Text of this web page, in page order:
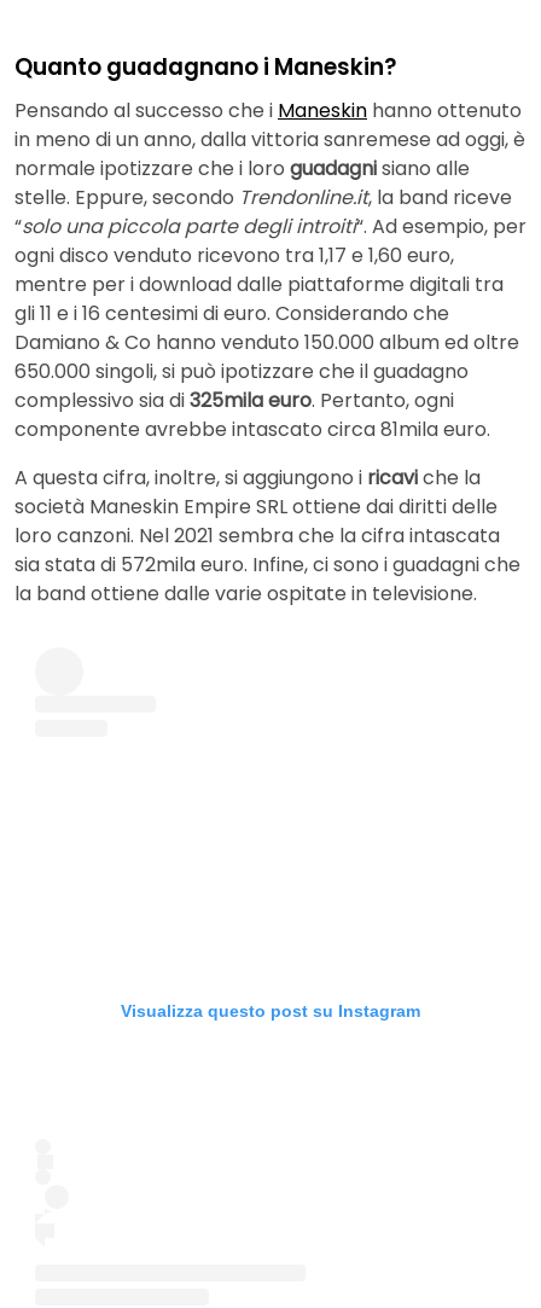
Quanto guadagnano i Maneskin?
Pensando al successo che i Maneskin hanno ottenuto
in meno di un anno, dalla vittoria sanremese ad oggi, è
normale ipotizzare che i loro guadagnisiano alle
stelle. Eppure, secondo Trendonline.it, la band riceve
“solo una piccola parte degli introiti“. Ad esempio, per
ogni disco venduto ricevono tra 1,17 e 1,60 euro,
mentre per i download dalle piattaforme digitali tra
gli 11 e i 16 centesimi di euro. Considerando che
Damiano & Co hanno venduto 150.000 album ed oltre
650.000 singoli, si può ipotizzare che il guadagno
complessivo sia di325mila euro. Pertanto, ogni
componente avrebbe intascato circa 81mila euro.
A questa cifra, inoltre, si aggiungono i ricaviche la
società Maneskin Empire SRL ottiene dai diritti delle
loro canzoni. Nel 2021 sembra che la cifra intascata
sia stata di 572mila euro. Infine, ci sono i guadagni che
la band ottiene dalle varie ospitate in televisione.
Visualizza questo post su Instagram